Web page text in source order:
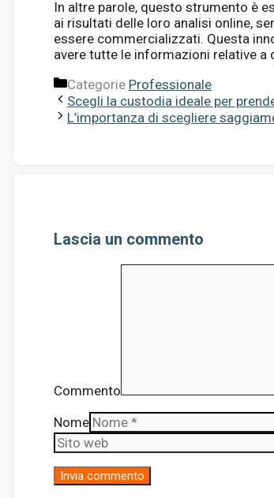
In altre parole, questo strumento è
ai risultati delle loro analisi online,
essere commercializzati. Questa
avere tutte le informazioni relative
Categorie Professionale
Scegli la custodia ideale per
L’importanza di scegliere
Lascia un commento
Commento
Nome